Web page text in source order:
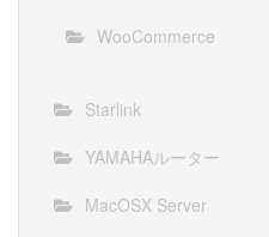
WooCommerce
Starlink
YAMAHAルーター
MacOSX Server